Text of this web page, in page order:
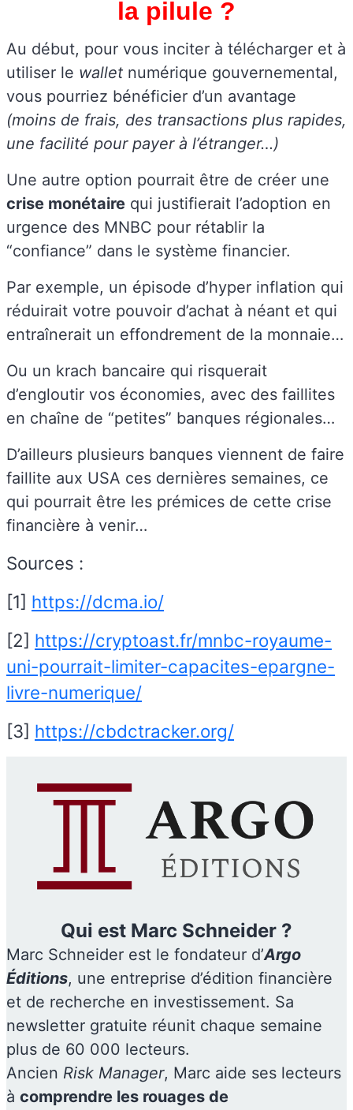
la pilule ?
Au début, pour vous inciter à télécharger et à
utiliser le wallet numérique gouvernemental,
vous pourriez bénéficier d’un avantage
(moins de frais, des transactions plus rapides,
une facilité pour payer à l’étranger…)
Une autre option pourrait être de créer une
crise monétaire qui justifierait l’adoption en
urgence des MNBC pour rétablir la
“confiance” dans le système financier.
Par exemple, un épisode d’hyper inflation qui
réduirait votre pouvoir d’achat à néant et qui
entraînerait un effondrement de la monnaie…
Ou un krach bancaire qui risquerait
d’engloutir vos économies, avec des faillites
en chaîne de “petites” banques régionales…
D’ailleurs plusieurs banques viennent de faire
faillite aux USA ces dernières semaines, ce
qui pourrait être les prémices de cette crise
financière à venir…
Sources :
[1] https://dcma.io/
[2] https://cryptoast.fr/mnbc-royaume-
uni-pourrait-limiter-capacites-epargne-
livre-numerique/
[3] https://cbdctracker.org/
Qui est Marc Schneider ?
Marc Schneider est le fondateur d’Argo
Éditions, une entreprise d’édition financière
et de recherche en investissement. Sa
newsletter gratuite réunit chaque semaine
plus de 60 000 lecteurs.
Ancien Risk Manager, Marc aide ses lecteurs
à comprendre les rouages de